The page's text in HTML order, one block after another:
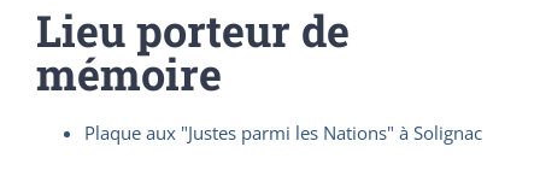
Lieu porteur de
mémoire
Plaque aux "Justes parmi les Nations" à Solignac